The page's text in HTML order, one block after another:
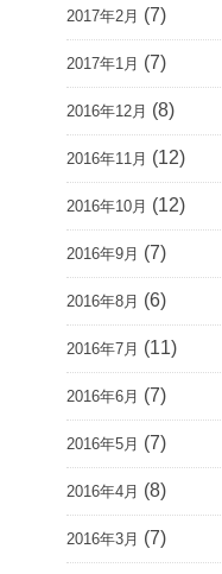
2017年2月 (7)
2017年1月 (7)
2016年12月 (8)
2016年11月 (12)
2016年10月 (12)
2016年9月 (7)
2016年8月 (6)
2016年7月 (11)
2016年6月 (7)
2016年5月 (7)
2016年4月 (8)
2016年3月 (7)